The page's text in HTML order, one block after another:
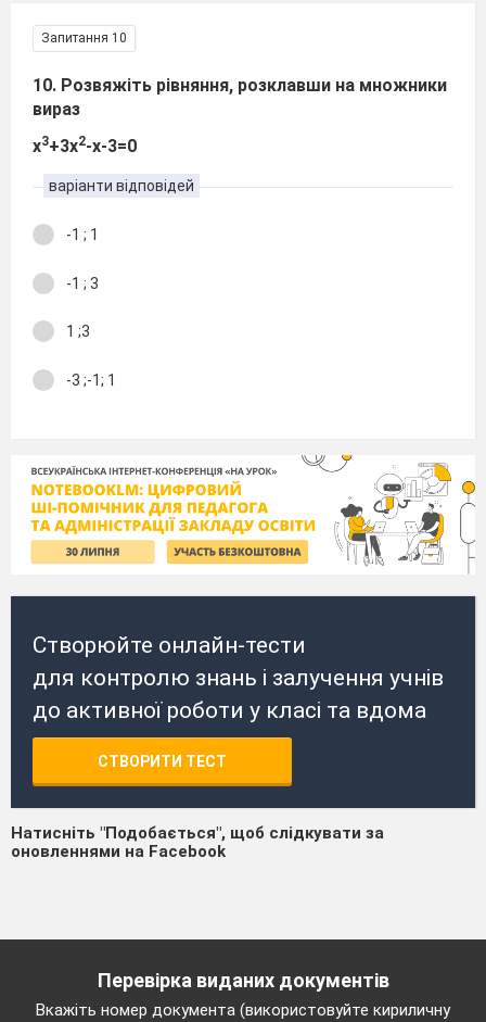
Запитання 10
10. Розвяжіть рівняння, розклавши на множники
вираз
х3+3х2-х-3=0
варіанти відповідей
-1 ; 1
-1 ; 3
1 ;3
-3 ;-1; 1
Створюйте онлайн-тести
для контролю знань і залучення учнів
до активної роботи у класі та вдома
СТВОРИТИ ТЕСТ
Натисніть "Подобається", щоб слідкувати за
оновленнями на Facebook
Перевірка виданих документів
Вкажіть номер документа (використовуйте кириличну